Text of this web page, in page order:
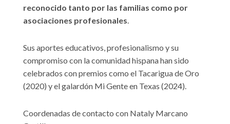
reconocido tanto por las familias como por
asociaciones profesionales.
Sus aportes educativos, profesionalismo y su
compromiso con la comunidad hispana han sido
celebrados con premios como el Tacarigua de Oro
(2020) y el galardón Mi Gente en Texas (2024).
Coordenadas de contacto con Nataly Marcano